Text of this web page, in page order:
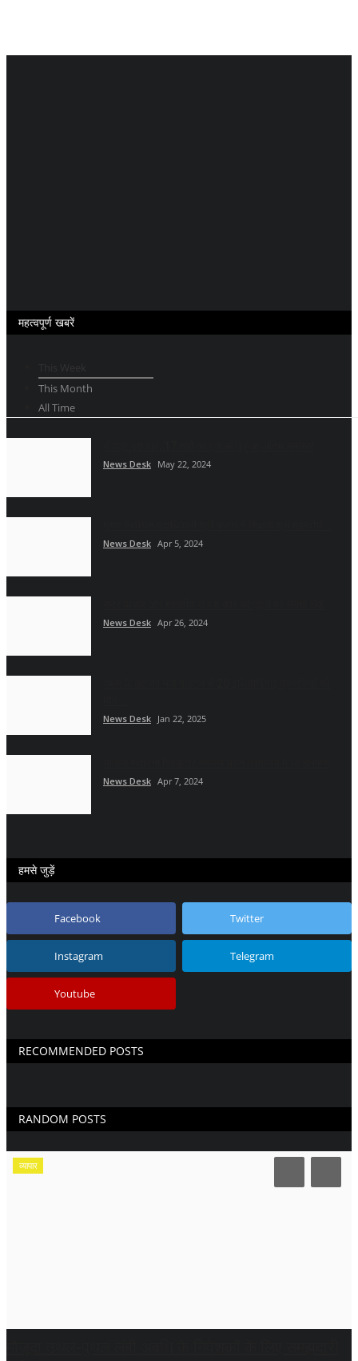
महत्वपूर्ण खबरें
This Month
All Time
News Desk May 22, 2024
News Desk Apr 5, 2024
News Desk Apr 26, 2024
News Desk Jan 22, 2025
News Desk Apr 7, 2024
हमसे जुड़ें
Facebook Twitter
Instagram Telegram
Youtube
RECOMMENDED POSTS
RANDOM POSTS
व्यापार